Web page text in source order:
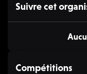
Suivre cet
Compétitions